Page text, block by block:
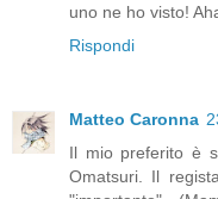
uno ne ho visto!
Rispondi
Matteo Caronna
Il mio preferito è
Omatsuri. Il